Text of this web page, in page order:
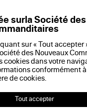
75003 Paris
surla Société des
sur « Tout accepter
des Nouveaux
cookies dans votre
conformément
decookies.
Tout accepter